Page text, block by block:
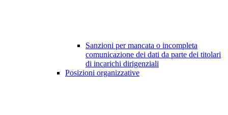
Sanzioni per mancata o incompleta
comunicazione dei dati da parte dei titolari
di incarichi dirigenziali
Posizioni organizzative